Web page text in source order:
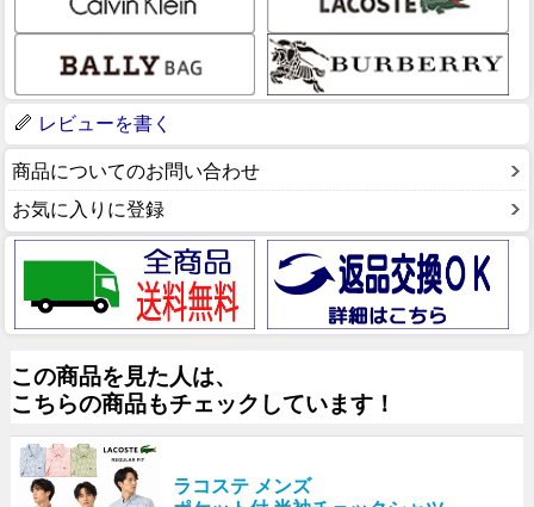
レビューを書く
商品についてのお問い合わせ
お気に入りに登録
この商品を見た人は、
こちらの商品もチェックしています！
ラコステ メンズ